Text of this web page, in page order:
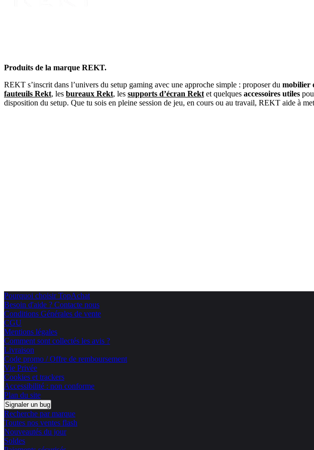
Produits de la marque REKT.
REKT s’inscrit dans l’univers du setup gaming avec une approche simple : proposer du mobilier
fauteuils Rekt, les bureaux Rekt, les supports d’écran Rekt et quelques accessoires utiles
disposition du setup. Que tu sois en pleine session de jeu, en cours ou au travail, REKT aide à
Pourquoi choisir TopAchat
Besoin d'aide ? Contacte nous
Conditions Générales de vente
CGU
Mentions légales
Comment sont collectés les avis ?
Livraison
Code promo / Offre de remboursement
Vie Privée
Cookies et trackers
Accessibilité : non conforme
Plan du site
Signaler un bug
Recherche par marque
Toutes nos ventes flash
Nouveautés du jour
Soldes